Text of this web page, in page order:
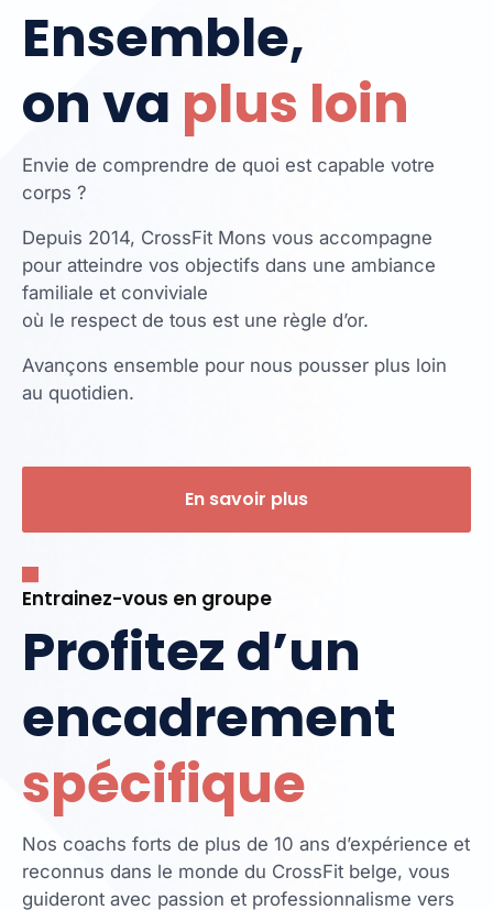
Ensemble,
on va plus loin
Envie de comprendre de quoi est capable votre
corps ?
Depuis 2014, CrossFit Mons vous accompagne
pour atteindre vos objectifs dans une ambiance
familiale et conviviale
où le respect de tous est une règle d’or.
Avançons ensemble pour nous pousser plus loin
au quotidien.
En savoir plus
Entrainez-vous en groupe
Profitez d’un
encadrement
spécifique
Nos coachs forts de plus de 10 ans d’expérience et
reconnus dans le monde du CrossFit belge, vous
guideront avec passion et professionnalisme vers